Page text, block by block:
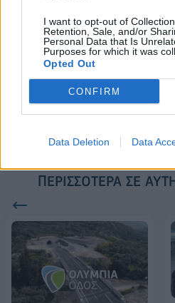
I want to opt-out of
Retention, Sale, and/or
Personal Data that Is
Purposes for which it was
Opted Out
CONFIRM
Data Deletion Data
18η συνεχόμενη χρονιά για τον ΟΤΕ
FTSE4Good
Alpha Bank: Για πρώτη φορά το
πύλες του σε όλους
ΠΕΡΙΣΣΌΤΕΡΑ ΣΕ